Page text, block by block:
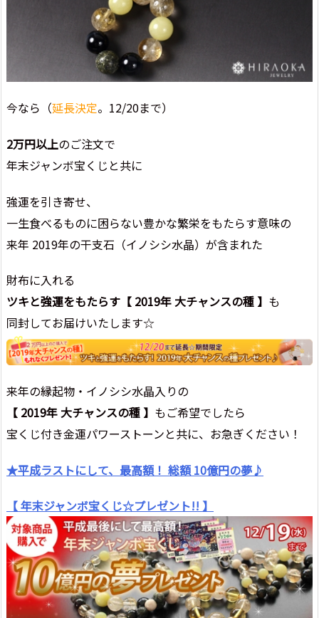
今なら（延長決定。12/20まで）
2万円以上のご注文で
年末ジャンボ宝くじと共に
強運を引き寄せ、
一生食べるものに困らない豊かな繁栄をもたらす意味の
来年 2019年の干支石（イノシシ水晶）が含まれた
財布に入れる
ツキと強運をもたらす【 2019年 大チャンスの種 】 も
同封してお届けいたします☆
来年の縁起物・イノシシ水晶入りの
【 2019年 大チャンスの種 】 もご希望でしたら
宝くじ付き金運パワーストーンと共に、お急ぎください！
★平成ラストにして、最高額！ 総額 10億円の夢♪
【 年末ジャンボ宝くじ☆プレゼント!! 】